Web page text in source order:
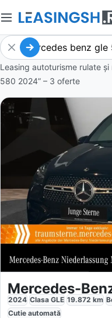
Leasing autoturisme rulate
580 2024” – 3 oferte
Mercedes-
2024 Clasa GLE 19.872 km
Cutie automată